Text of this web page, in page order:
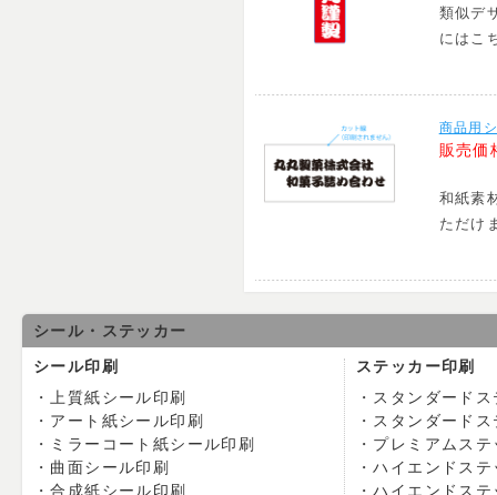
類似デ
にはこ
商品用
販売価
和紙素
ただけ
シール・ステッカー
シール印刷
上質紙シール印刷
アート紙シール印刷
ミラーコート紙シール印刷
曲面シール印刷
合成紙シール印刷
ステッカー印刷
スタンダード
スタンダード
プレミアムステ
ハイエンドステ
ハイエンドス